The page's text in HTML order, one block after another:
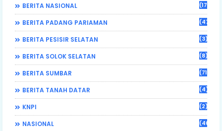
BERITA NASIONAL (17)
BERITA PADANG PARIAMAN (470)
BERITA PESISIR SELATAN (3)
BERITA SOLOK SELATAN (8)
BERITA SUMBAR (71)
BERITA TANAH DATAR (4)
KNPI (2)
NASIONAL (46)